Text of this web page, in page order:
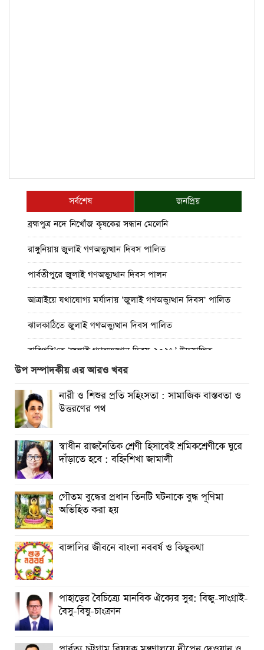
সর্বশেষ
জনপ্রিয়
ব্রহ্মপুত্র নদে নিখোঁজ কৃষকের সন্ধান মেলেনি
রাঙ্গুনিয়ায় জুলাই গণঅভ্যুত্থান দিবস পালিত
পার্বতীপুরে জুলাই গণঅভ্যুত্থান দিবস পালন
আত্রাইয়ে যথাযোগ্য মর্যাদায় ‘জুলাই গণঅভ্যুত্থান দিবস’ পালিত
ঝালকাঠিতে জুলাই গণঅভ্যুত্থান দিবস পালিত
রাবিপ্রবি’তে ‘জুলাই গণঅভ্যুত্থান দিবস-২০২৬’ উদযাপিত
প্রত্যেক অপরাধীর বিচার এ দেশেই হবে, সে যত শক্তিশালীই হোক
না কেন”-চট্টগ্রামে জুলাই গণঅভ্যুত্থান দিবসে ব্যারিস্টার মীর হেলাল
গণঅভ্যুত্থানের অর্জন আজ রাজনৈতিক মাফিয়া ও দুর্বৃত্তায়নের
খপ্পরে : আবু হাসান টিপু
রাঙামাটিতে “ফিরে দেখা রক্তঝরা জুলাই-আগস্ট প্রত্যাশা আর প্রাপ্তি
শীর্ষক “কথকতা” অনুষ্ঠান অনুষ্ঠিত
ছুটির রাতে খোলা ভূমি অফিস, ভেতরে তহশিলদার
উপ সম্পাদকীয় এর আরও খবর
নারী ও শিশুর প্রতি সহিংসতা : সামাজিক বাস্তবতা ও
উত্তরণের পথ
স্বাধীন রাজনৈতিক শ্রেণী হিসাবেই শ্রমিকশ্রেণীকে ঘুরে
দাঁড়াতে হবে : বহ্নিশিখা জামালী
গৌতম বুদ্ধের প্রধান তিনটি ঘটনাকে বুদ্ধ পূণিমা
অভিহিত করা হয়
বাঙ্গালির জীবনে বাংলা নববর্ষ ও কিছুকথা
পাহাড়ের বৈচিত্র্যে মানবিক ঐক্যের সুর: বিজু-সাংগ্রাই-
বৈসু-বিষু-চাংক্রান